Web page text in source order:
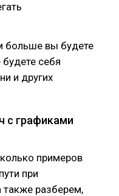
больше вы будете
себя
и других
с графиками
примеров
при
также разберем,